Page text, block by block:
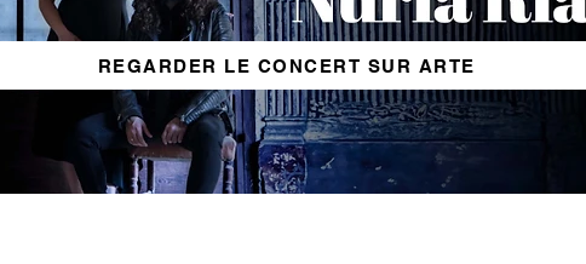
REGARDER LE CONCERT SUR ARTE